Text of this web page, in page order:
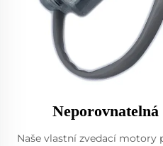
Naše vlastní zvedací motory